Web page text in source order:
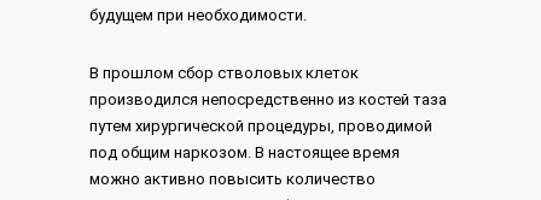
будущем при необходимости.
В прошлом сбор стволовых клеток
производился непосредственно из костей таза
путем хирургической процедуры, проводимой
под общим наркозом. В настоящее время
можно активно повысить количество